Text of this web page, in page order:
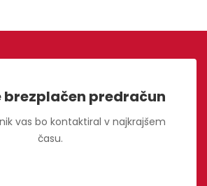
brezplačen predračun
vas bo kontaktiral v najkrajšem
času.